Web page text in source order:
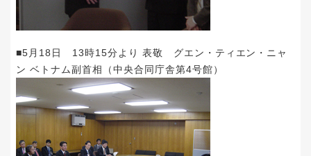
■5月18日 13時15分より 表敬 グエン・ティエン・ニャ
ン ベトナム副首相（中央合同庁舎第4号館）